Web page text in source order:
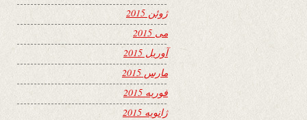
ژوئن 2015
می 2015
آوریل 2015
مارس 2015
فوریه 2015
ژانویه 2015